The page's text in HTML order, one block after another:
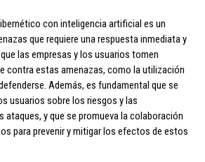
con inteligencia artificial es un
que requiere una respuesta inmediata y
las empresas y los usuarios tomen
contra estas amenazas, como la utilización
Además, es fundamental que se
usuarios sobre los riesgos y las
y que se promueva la colaboración
para prevenir y mitigar los efectos de estos